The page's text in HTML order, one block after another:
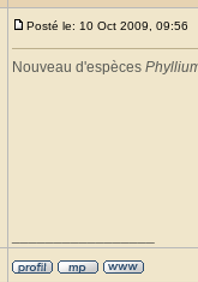
Posté le: 10 Oct 2009, 09:56
Nouveau d'espèces